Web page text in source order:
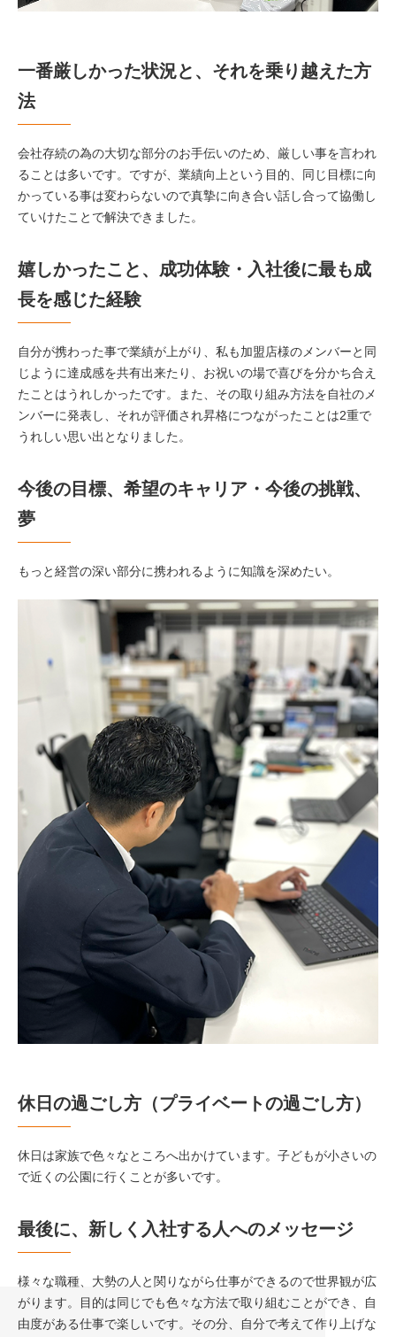
一番厳しかった状況と、それを乗り越えた方
法
会社存続の為の大切な部分のお手伝いのため、厳しい事を言われ
ることは多いです。ですが、業績向上という目的、同じ目標に向
かっている事は変わらないので真摯に向き合い話し合って協働し
ていけたことで解決できました。
嬉しかったこと、成功体験・入社後に最も成
長を感じた経験
自分が携わった事で業績が上がり、私も加盟店様のメンバーと同
じように達成感を共有出来たり、お祝いの場で喜びを分かち合え
たことはうれしかったです。また、その取り組み方法を自社のメ
ンバーに発表し、それが評価され昇格につながったことは2重で
うれしい思い出となりました。
今後の目標、希望のキャリア・今後の挑戦、
夢
もっと経営の深い部分に携われるように知識を深めたい。
休日の過ごし方（プライベートの過ごし方）
休日は家族で色々なところへ出かけています。子どもが小さいの
で近くの公園に行くことが多いです。
最後に、新しく入社する人へのメッセージ
様々な職種、大勢の人と関りながら仕事ができるので世界観が広
がります。目的は同じでも色々な方法で取り組むことができ、自
由度がある仕事で楽しいです。その分、自分で考えて作り上げな